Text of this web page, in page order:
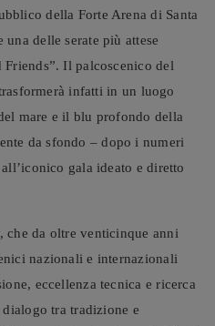
della Forte Arena di Santa
delle serate più attese
Friends”. Il palcoscenico del
infatti in un luogo
mare e il blu profondo della
da sfondo – dopo i numeri
gala ideato e diretto
che da oltre venticinque anni
nazionali e internazionali
eccellenza tecnica e ricerca
tra tradizione e